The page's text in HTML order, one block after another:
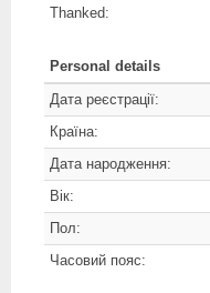
Thanked:
Personal details
Дата реєстрації:
Країна:
Дата народження:
Вік:
Пол:
Часовий пояс: